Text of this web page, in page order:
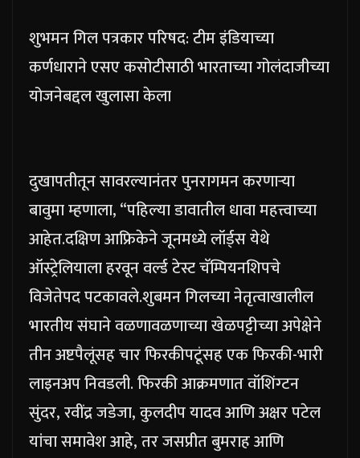
शुभमन गिल पत्रकार परिषद: टीम इंडियाच्या
कर्णधाराने एसए कसोटीसाठी भारताच्या गोलंदाजीच्या
योजनेबद्दल खुलासा केला
दुखापतीतून सावरल्यानंतर पुनरागमन करणाऱ्या
बावुमा म्हणाला, “पहिल्या डावातील धावा महत्त्वाच्या
आहेत.दक्षिण आफ्रिकेने जूनमध्ये लॉर्ड्स येथे
ऑस्ट्रेलियाला हरवून वर्ल्ड टेस्ट चॅम्पियनशिपचे
विजेतेपद पटकावले.शुबमन गिलच्या नेतृत्वाखालील
भारतीय संघाने वळणावळणाच्या खेळपट्टीच्या अपेक्षेने
तीन अष्टपैलूंसह चार फिरकीपटूंसह एक फिरकी-भारी
लाइनअप निवडली. फिरकी आक्रमणात वॉशिंग्टन
सुंदर, रवींद्र जडेजा, कुलदीप यादव आणि अक्षर पटेल
यांचा समावेश आहे, तर जसप्रीत बुमराह आणि